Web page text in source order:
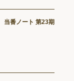
当番ノート 第23期